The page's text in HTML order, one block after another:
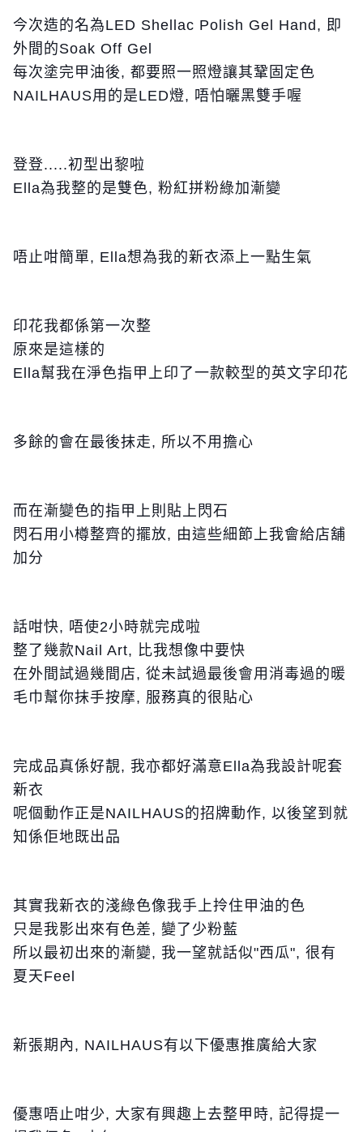
今次造的名為LED Shellac Polish Gel Hand, 即
外間的Soak Off Gel
每次塗完甲油後, 都要照一照燈讓其鞏固定色
NAILHAUS用的是LED燈, 唔怕曬黑雙手喔
登登.....初型出黎啦
Ella為我整的是雙色, 粉紅拼粉綠加漸變
唔止咁簡單, Ella想為我的新衣添上一點生氣
印花我都係第一次整
原來是這樣的
Ella幫我在淨色指甲上印了一款較型的英文字印花
多餘的會在最後抹走, 所以不用擔心
而在漸變色的指甲上則貼上閃石
閃石用小樽整齊的擺放, 由這些細節上我會給店舖
加分
話咁快, 唔使2小時就完成啦
整了幾款Nail Art, 比我想像中要快
在外間試過幾間店, 從未試過最後會用消毒過的暖
毛巾幫你抹手按摩, 服務真的很貼心
完成品真係好靚, 我亦都好滿意Ella為我設計呢套
新衣
呢個動作正是NAILHAUS的招牌動作, 以後望到就
知係佢地既出品
其實我新衣的淺綠色像我手上拎住甲油的色
只是我影出來有色差, 變了少粉藍
所以最初出來的漸變, 我一望就話似"西瓜", 很有
夏天Feel
新張期內, NAILHAUS有以下優惠推廣給大家
優惠唔止咁少, 大家有興趣上去整甲時, 記得提一